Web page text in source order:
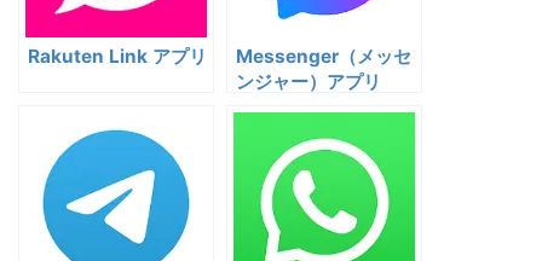
Rakuten Link アプリ
Messenger（メッセ
ンジャー）アプリ